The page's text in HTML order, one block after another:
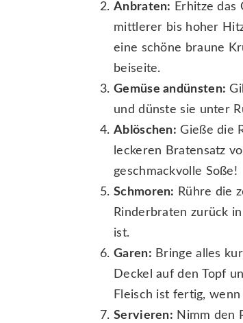
Anbraten: Erhitze das
mittlerer bis hoher
eine schöne braune
beiseite.
Gemüse andünsten:
und dünste sie unter
Ablöschen: Gieße die
leckeren Bratensatz
geschmackvolle Soße!
Schmoren: Rühre die
Rinderbraten zurück
ist.
Garen: Bringe alles
Deckel auf den Topf
Fleisch ist fertig,
Servieren: Nimm den